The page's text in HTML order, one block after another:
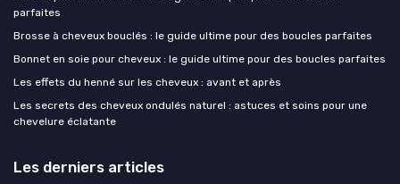
parfaites
Brosse à cheveux bouclés : le guide ultime pour des boucles parfaites
Bonnet en soie pour cheveux : le guide ultime pour des boucles parfaites
Les effets du henné sur les cheveux : avant et après
Les secrets des cheveux ondulés naturel : astuces et soins pour une
chevelure éclatante
Les derniers articles